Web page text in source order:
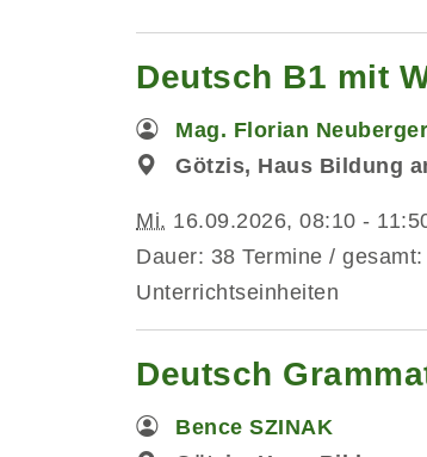
Deutsch B1 mit
Mag. Florian Neuberger
Götzis, Haus Bildung
Mi. 16.09.2026, 08:10 -
Dauer: 38 Termine /
Unterrichtseinheiten
Deutsch
Bence SZINAK